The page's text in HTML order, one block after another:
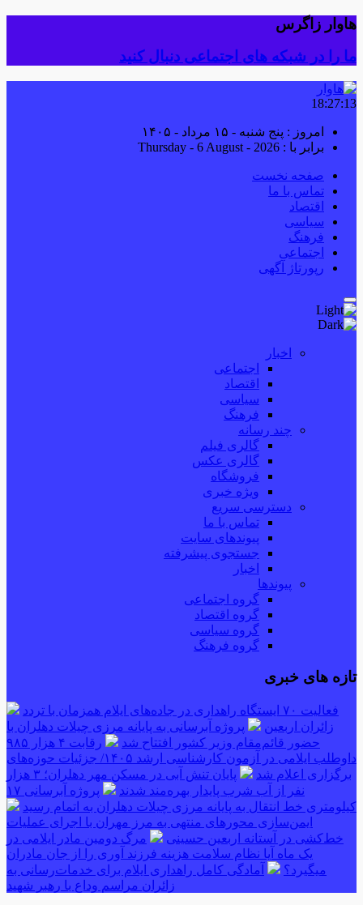
هاوار زاگرس
ما را در شبکه های اجتماعی دنبال کنید
18:27:14
امروز : پنج شنبه - ۱۵ مرداد - ۱۴۰۵
برابر با : Thursday - 6 August - 2026
صفحه نخست
تماس با ما
اقتصاد
سیاسی
فرهنگ
اجتماعی
رپورتاژ آگهی
اخبار
اجتماعی
اقتصاد
سیاسی
فرهنگ
چند رسانه
گالری فیلم
گالری عکس
فروشگاه
ویژه خبری
دسترسی سریع
تماس با ما
پیوندهای سایت
جستجوی پیشرفته
اخبار
پیوندها
گروه اجتماعی
گروه اقتصاد
گروه سیاسی
گروه فرهنگ
تازه های خبری
فعالیت ۷۰ ایستگاه راهداری در جاده‌های ایلام همزمان با تردد
زائران اربعین
پروژه آبرسانی به پایانه مرزی چیلات دهلران با
حضور قائم‌مقام وزیر کشور افتتاح شد
رقابت ۴ هزار ۹۸۵
داوطلب ایلامی در آزمون کارشناسی ارشد ۱۴۰۵/ جزئیات حوزه‌های
برگزاری اعلام شد
پایان تنش آبی در مسکن مهر دهلران؛ ۳ هزار
نفر از آب شرب پایدار بهره‌مند شدند
پروژه آبرسانی ۱۷
کیلومتری خط انتقال به پایانه مرزی چیلات دهلران به اتمام رسید
ایمن‌سازی محورهای منتهی به مرز مهران با اجرای عملیات
خط‌کشی در آستانه اربعین حسینی
مرگ دومین مادر ایلامی در
یک ماه آیا نظام سلامت هزینه فرزند آوری را از جان مادران
میگیرد؟
آمادگی کامل راهداری ایلام برای خدمات‌رسانی به
زائران مراسم وداع با رهبر شهید